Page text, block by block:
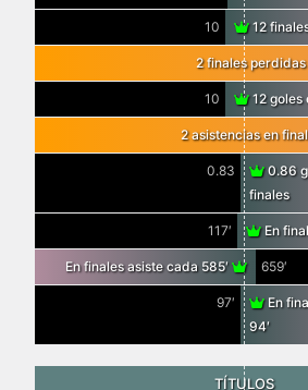
10 12
2 finales perdidas
10 12 goles
2 asistencias en
0.83
0.86
finales
117′ En
En finales asiste cada 585′ 659′
97′
En
94′
TÍTULOS